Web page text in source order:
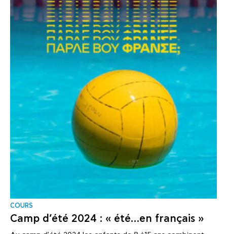
COURS
Camp d’été 2024 : « été…en français »